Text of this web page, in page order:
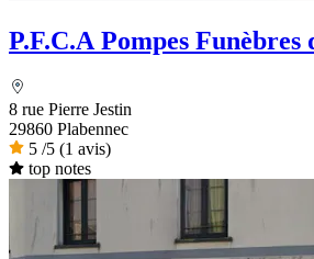
P.F.C.A Pompes Funèbres
8 rue Pierre Jestin
29860 Plabennec
5 /5 (1 avis)
top notes